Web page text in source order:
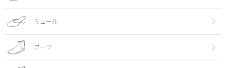
ミュール
ブーツ